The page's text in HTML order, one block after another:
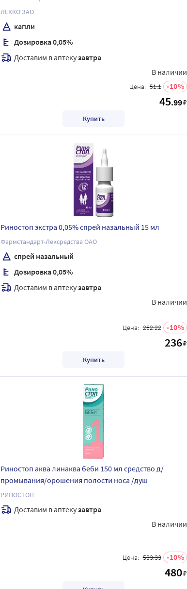
ЛЕККО ЗАО
капли
Дозировка 0,05%
Доставим в аптекузавтра
В наличии
Цена: 51.1 10
45.99₽
Купить
Риностоп экстра 0,05% спрей назальный 15 мл
Фармстандарт-Лексредства ОАО
спрей назальный
Дозировка 0,05%
Доставим в аптекузавтра
В наличии
Цена: 262.22 10
236₽
Купить
Риностоп аква линаква беби 150 мл средство д/
промывания/орошения полости носа /душ
РИНОСТОП
Доставим в аптекузавтра
В наличии
Цена: 533.33 10
480₽